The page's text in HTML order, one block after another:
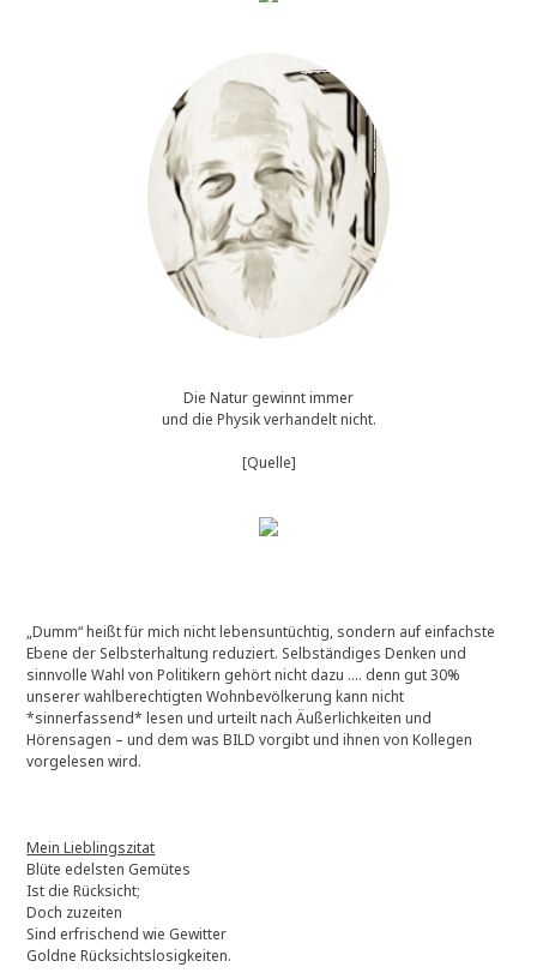
Die Natur gewinnt immer
und die Physik verhandelt nicht.
[Quelle]
„Dumm“ heißt für mich nicht lebensuntüchtig, sondern auf einfachste
Ebene der Selbsterhaltung reduziert. Selbständiges Denken und
sinnvolle Wahl von Politikern gehört nicht dazu …. denn gut 30%
unserer wahlberechtigten Wohnbevölkerung kann nicht
*sinnerfassend* lesen und urteilt nach Äußerlichkeiten und
Hörensagen – und dem was BILD vorgibt und ihnen von Kollegen
vorgelesen wird.
Mein Lieblingszitat
Blüte edelsten Gemütes
Ist die Rücksicht;
Doch zuzeiten
Sind erfrischend wie Gewitter
Goldne Rücksichtslosigkeiten.